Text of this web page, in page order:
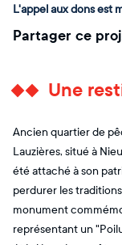
L'appel aux dons est
Partager ce
Une
Ancien quartier de
Lauzières, situé à
été attaché à son
perdurer les
monument
représentant un